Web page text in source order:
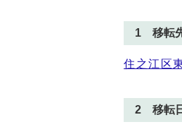
1 移転
住之江区
2 移転